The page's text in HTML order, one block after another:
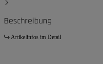
Beschreibung
Artikelinfos im Detail